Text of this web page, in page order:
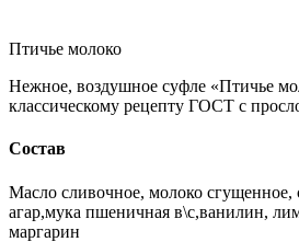
Птичье молоко
Нежное, воздушное суфле «Птичье
классическому рецепту ГОСТ с
Состав
Масло сливочное, молоко сгущенное,
агар,мука пшеничная в\с,ванилин,
маргарин